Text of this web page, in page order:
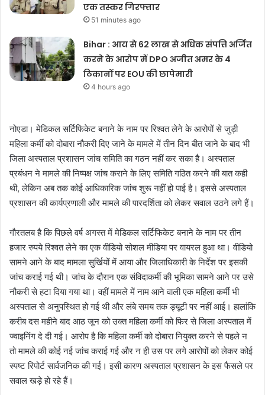
एक तस्कर गिरफ्तार
51 minutes ago
Bihar : आय से 62 लाख से अधिक संपत्ति अर्जित
करने के आरोप में DPO अजीत अमर के 4
ठिकानों पर EOU की छापेमारी
4 hours ago
नोएडा। मेडिकल सर्टिफिकेट बनाने के नाम पर रिश्वत लेने के आरोपों से जुड़ी
महिला कर्मी को दोबारा नौकरी दिए जाने के मामले में तीन दिन बीत जाने के बाद भी
जिला अस्पताल प्रशासन जांच समिति का गठन नहीं कर सका है। अस्पताल
प्रबंधन ने मामले की निष्पक्ष जांच कराने के लिए समिति गठित करने की बात कही
थी, लेकिन अब तक कोई आधिकारिक जांच शुरू नहीं हो पाई है। इससे अस्पताल
प्रशासन की कार्यप्रणाली और मामले की पारदर्शिता को लेकर सवाल उठने लगे हैं।
गौरतलब है कि पिछले वर्ष अगस्त में मेडिकल सर्टिफिकेट बनाने के नाम पर तीन
हजार रुपये रिश्वत लेने का एक वीडियो सोशल मीडिया पर वायरल हुआ था। वीडियो
सामने आने के बाद मामला सुर्खियों में आया और जिलाधिकारी के निर्देश पर इसकी
जांच कराई गई थी। जांच के दौरान एक संविदाकर्मी की भूमिका सामने आने पर उसे
नौकरी से हटा दिया गया था। वहीं मामले में नाम आने वाली एक महिला कर्मी भी
अस्पताल से अनुपस्थित हो गई थी और लंबे समय तक ड्यूटी पर नहीं आई। हालांकि
करीब दस महीने बाद आठ जून को उक्त महिला कर्मी को फिर से जिला अस्पताल में
ज्वाइनिंग दे दी गई। आरोप है कि महिला कर्मी को दोबारा नियुक्त करने से पहले न
तो मामले की कोई नई जांच कराई गई और न ही उस पर लगे आरोपों को लेकर कोई
स्पष्ट रिपोर्ट सार्वजनिक की गई। इसी कारण अस्पताल प्रशासन के इस फैसले पर
सवाल खड़े हो रहे हैं।